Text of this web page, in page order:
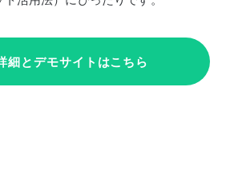
細とデモサイトはこちら